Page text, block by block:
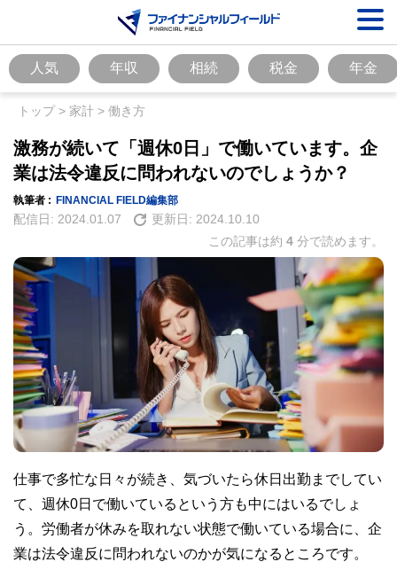
人気 年収 相続 税金 年金
トップ> 家計 > 働き方
激務が続いて「週休0日」で働いています。企
業は法令違反に問われないのでしょうか？
執筆者 : FINANCIAL FIELD編集部
配信日: 2024.01.07 更新日: 2024.10.10
この記事は約 4 分で読めます。
仕事で多忙な日々が続き、気づいたら休日出勤までしてい
て、週休0日で働いているという方も中にはいるでしょ
う。労働者が休みを取れない状態で働いている場合に、企
業は法令違反に問われないのかが気になるところです。